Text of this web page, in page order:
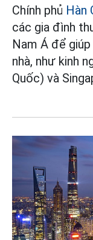
Chính phủ Hàn
các gia đình
Nam Á để
nhà, như kinh
Quốc) và